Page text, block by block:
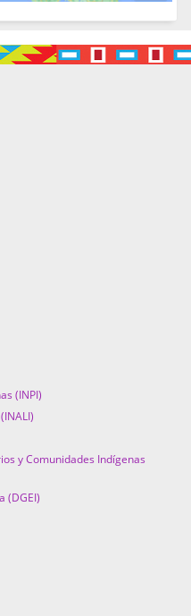
(INPI)
y Comunidades Indígenas
(DGEI)